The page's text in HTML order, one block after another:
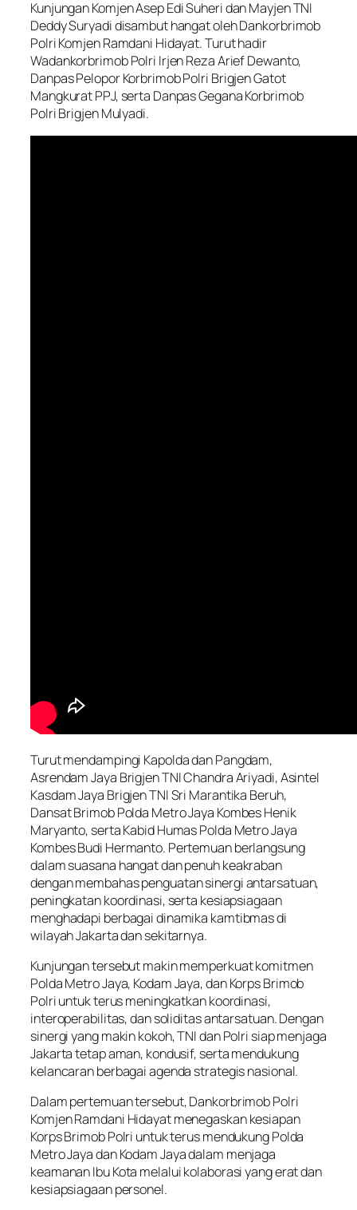
Kunjungan Komjen Asep Edi Suheri dan Mayjen TNI
Deddy Suryadi disambut hangat oleh Dankorbrimob
Polri Komjen Ramdani Hidayat. Turut hadir
Wadankorbrimob Polri Irjen Reza Arief Dewanto,
Danpas Pelopor Korbrimob Polri Brigjen Gatot
Mangkurat PPJ, serta Danpas Gegana Korbrimob
Polri Brigjen Mulyadi.
Turut mendampingi Kapolda dan Pangdam,
Asrendam Jaya Brigjen TNI Chandra Ariyadi, Asintel
Kasdam Jaya Brigjen TNI Sri Marantika Beruh,
Dansat Brimob Polda Metro Jaya Kombes Henik
Maryanto, serta Kabid Humas Polda Metro Jaya
Kombes Budi Hermanto. Pertemuan berlangsung
dalam suasana hangat dan penuh keakraban
dengan membahas penguatan sinergi antarsatuan,
peningkatan koordinasi, serta kesiapsiagaan
menghadapi berbagai dinamika kamtibmas di
wilayah Jakarta dan sekitarnya.
Kunjungan tersebut makin memperkuat komitmen
Polda Metro Jaya, Kodam Jaya, dan Korps Brimob
Polri untuk terus meningkatkan koordinasi,
interoperabilitas, dan soliditas antarsatuan. Dengan
sinergi yang makin kokoh, TNI dan Polri siap menjaga
Jakarta tetap aman, kondusif, serta mendukung
kelancaran berbagai agenda strategis nasional.
Dalam pertemuan tersebut, Dankorbrimob Polri
Komjen Ramdani Hidayat menegaskan kesiapan
Korps Brimob Polri untuk terus mendukung Polda
Metro Jaya dan Kodam Jaya dalam menjaga
keamanan Ibu Kota melalui kolaborasi yang erat dan
kesiapsiagaan personel.